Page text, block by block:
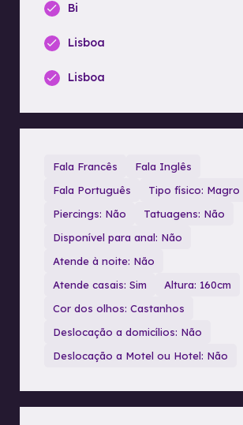
Bi
Lisboa
Lisboa
Fala Francês
Fala Inglês
Fala Português
Tipo físico: Magro
Piercings: Não
Tatuagens: Não
Disponível para anal: Não
Atende à noite: Não
Atende casais: Sim
Altura: 160cm
Cor dos olhos: Castanhos
Deslocação a domicílios: Não
Deslocação a Motel ou Hotel: Não